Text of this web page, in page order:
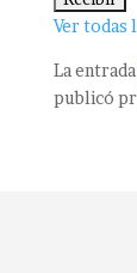
Ver todas
La entrada
publicó